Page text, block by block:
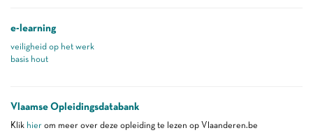
e-learning
veiligheid op het werk
basis hout
Vlaamse Opleidingsdatabank
Klik hier om meer over deze opleiding te lezen op Vlaanderen.be